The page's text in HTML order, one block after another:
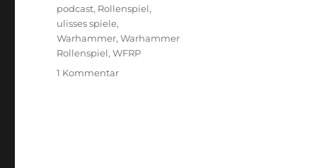
podcast, Rollenspiel,
ulisses spiele,
Warhammer,Warhammer
Rollenspiel,WFRP
1 Kommentarzu